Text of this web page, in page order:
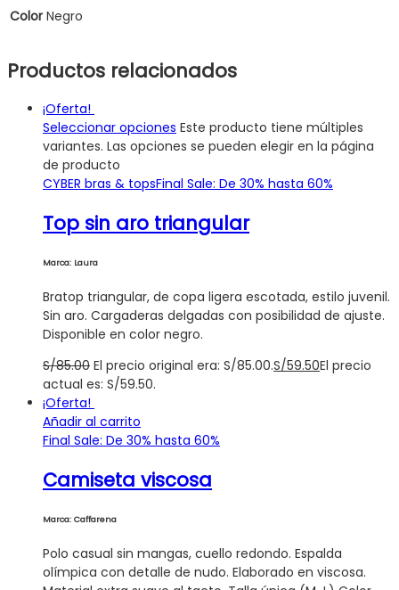
Color Negro
Productos relacionados
¡Oferta!
Seleccionar opciones Este producto tiene múltiples
variantes. Las opciones se pueden elegir en la página
de producto
CYBER bras & topsFinal Sale: De 30% hasta 60%
Top sin aro triangular
Marca: Laura
Bratop triangular, de copa ligera escotada, estilo juvenil.
Sin aro. Cargaderas delgadas con posibilidad de ajuste.
Disponible en color negro.
S/85.00 El precio original era: S/85.00.S/59.50El precio
actual es: S/59.50.
¡Oferta!
Añadir al carrito
Final Sale: De 30% hasta 60%
Camiseta viscosa
Marca: Caffarena
Polo casual sin mangas, cuello redondo. Espalda
olímpica con detalle de nudo. Elaborado en viscosa.